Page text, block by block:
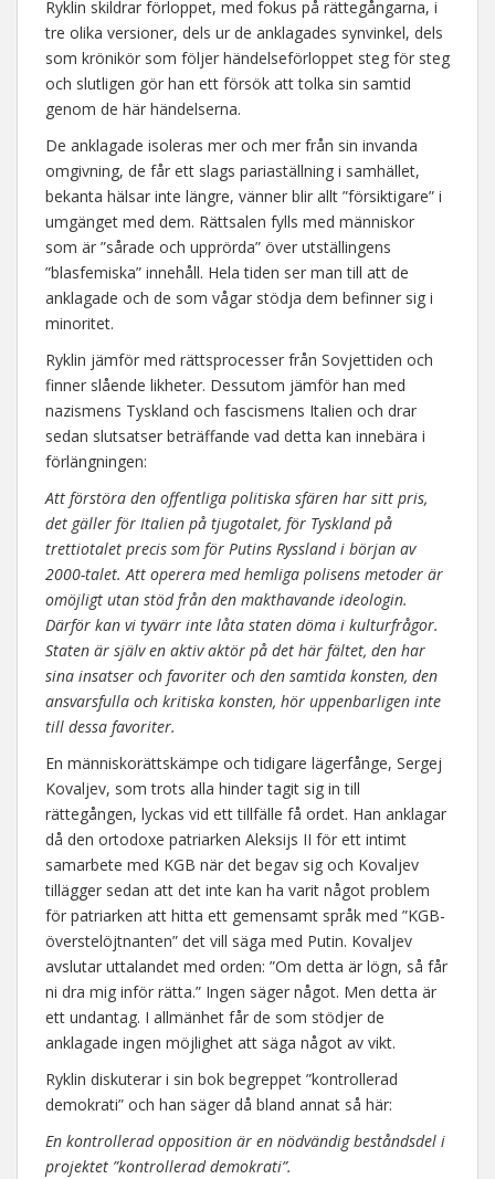
Ryklin skildrar förloppet, med fokus på rättegångarna, i
tre olika versioner, dels ur de anklagades synvinkel, dels
som krönikör som följer händelseförloppet steg för steg
och slutligen gör han ett försök att tolka sin samtid
genom de här händelserna.
De anklagade isoleras mer och mer från sin invanda
omgivning, de får ett slags pariaställning i samhället,
bekanta hälsar inte längre, vänner blir allt ”försiktigare” i
umgänget med dem. Rättsalen fylls med människor
som är ”sårade och upprörda” över utställingens
”blasfemiska” innehåll. Hela tiden ser man till att de
anklagade och de som vågar stödja dem befinner sig i
minoritet.
Ryklin jämför med rättsprocesser från Sovjettiden och
finner slående likheter. Dessutom jämför han med
nazismens Tyskland och fascismens Italien och drar
sedan slutsatser beträffande vad detta kan innebära i
förlängningen:
Att förstöra den offentliga politiska sfären har sitt pris,
det gäller för Italien på tjugotalet, för Tyskland på
trettiotalet precis som för Putins Ryssland i början av
2000-talet. Att operera med hemliga polisens metoder är
omöjligt utan stöd från den makthavande ideologin.
Därför kan vi tyvärr inte låta staten döma i kulturfrågor.
Staten är själv en aktiv aktör på det här fältet, den har
sina insatser och favoriter och den samtida konsten, den
ansvarsfulla och kritiska konsten, hör uppenbarligen inte
till dessa favoriter.
En människorättskämpe och tidigare lägerfånge, Sergej
Kovaljev, som trots alla hinder tagit sig in till
rättegången, lyckas vid ett tillfälle få ordet. Han anklagar
då den ortodoxe patriarken Aleksijs II för ett intimt
samarbete med KGB när det begav sig och Kovaljev
tillägger sedan att det inte kan ha varit något problem
för patriarken att hitta ett gemensamt språk med ”KGB-
överstelöjtnanten” det vill säga med Putin. Kovaljev
avslutar uttalandet med orden: ”Om detta är lögn, så får
ni dra mig inför rätta.” Ingen säger något. Men detta är
ett undantag. I allmänhet får de som stödjer de
anklagade ingen möjlighet att säga något av vikt.
Ryklin diskuterar i sin bok begreppet ”kontrollerad
demokrati” och han säger då bland annat så här:
En kontrollerad opposition är en nödvändig beståndsdel i
projektet ”kontrollerad demokrati”.